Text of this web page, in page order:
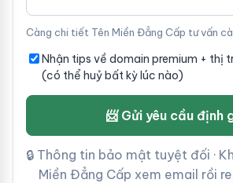
Càng chi tiết Tên Miền Đẳng Cấp tư vấn
Nhận tips về domain premium + thị
(có thể huỷ bất kỳ lúc nào)
📨 Gửi yêu cầu định
🔒 Thông tin bảo mật tuyệt đối ·
Miền Đẳng Cấp xem email rồi